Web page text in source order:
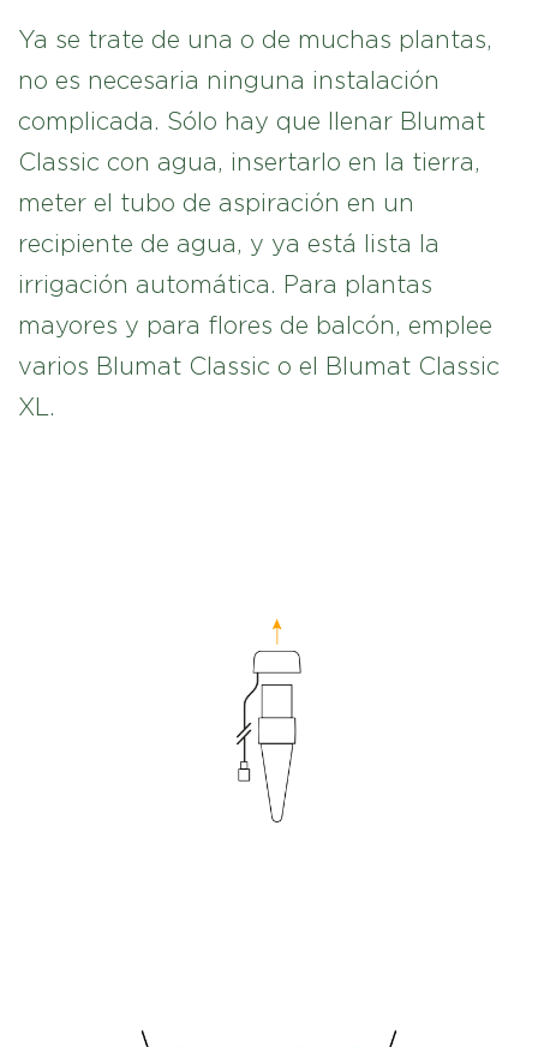
Ya se trate de una o de muchas plantas,
no es necesaria ninguna instalación
complicada. Sólo hay que llenar Blumat
Classic con agua, insertarlo en la tierra,
meter el tubo de aspiración en un
recipiente de agua, y ya está lista la
irrigación automática. Para plantas
mayores y para flores de balcón, emplee
varios Blumat Classic o el Blumat Classic
XL.